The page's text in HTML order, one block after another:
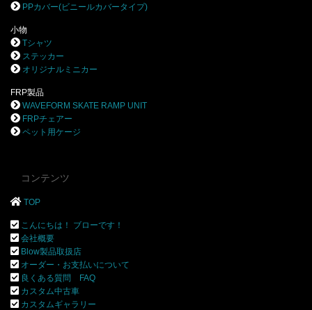
PPカバー(ビニールカバータイプ)
小物
Tシャツ
ステッカー
オリジナルミニカー
FRP製品
WAVEFORM SKATE RAMP UNIT
FRPチェアー
ペット用ケージ
コンテンツ
TOP
こんにちは！ ブローです！
会社概要
Blow製品取扱店
オーダー・お支払いについて
良くある質問 FAQ
カスタム中古車
カスタムギャラリー